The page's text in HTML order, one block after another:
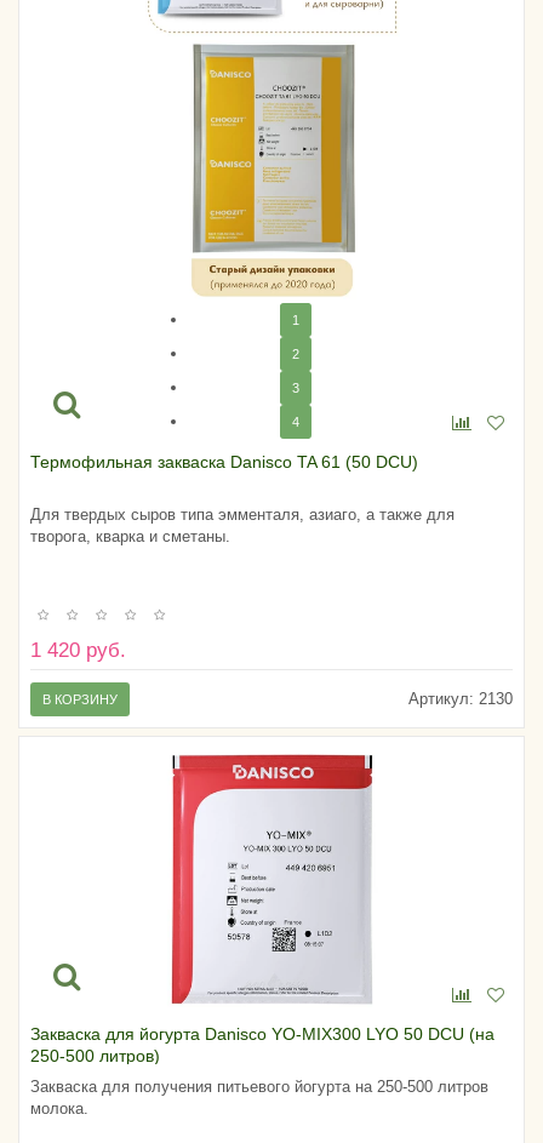
1
2
3
4
Термофильная закваска Danisсo TA 61 (50 DCU)
Для твердых сыров типа эмменталя, азиаго, а также для
творога, кварка и сметаны.
1 420 руб.
Артикул: 2130
В КОРЗИНУ
Закваска для йогурта Danisco YO-MIX300 LYO 50 DCU (на
250-500 литров)
Закваска для получения питьевого йогурта на 250-500 литров
молока.